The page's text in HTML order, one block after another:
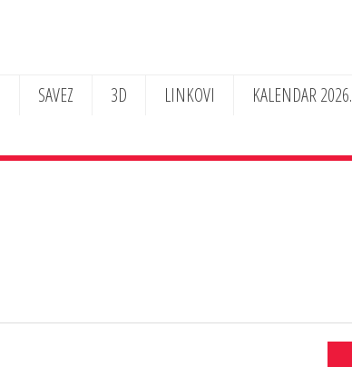
SAVEZ 3D LINKOVI KALENDAR 2026.